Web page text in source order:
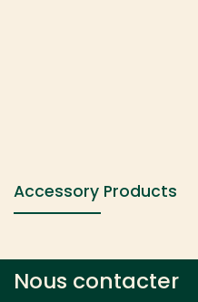
Accessory Products
Nous contacter